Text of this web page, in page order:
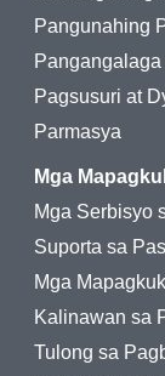
Pangunahing
Pagsusuri at
Parmasya
Mga
Mga Serbisyo
Suporta sa
Mga
Kalinawan sa
Tulong sa